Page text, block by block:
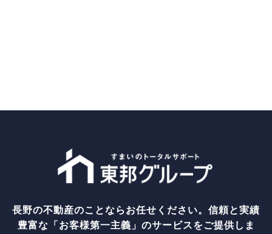
長野の不動産のことならお任せください。信頼と実績
豊富な「お客様第一主義」のサービスをご提供しま